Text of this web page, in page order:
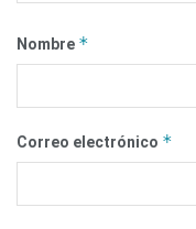
Nombre *
Correo electrónico *